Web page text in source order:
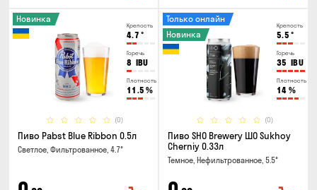
Крепость
4.7 °
Горечь
8 IBU
Плотность
11.5 %
(0)
Новинка
Пиво Pabst Blue Ribbon 0.5л
Светлое, Фильтрованное, 4.7°
Крепость
5.5 °
Горечь
35 IBU
Плотность
14 %
(0)
Только онлайн
Новинка
Пиво SHO Brewery ШО Sukhoy
Cherniy 0.33л
Темное, Нефильтрованное, 5.5°